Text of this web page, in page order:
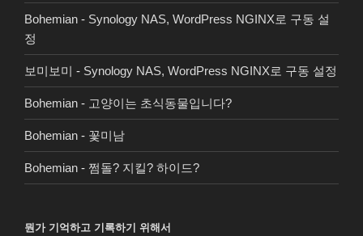
Bohemian - Synology NAS, WordPress NGINX로 구동 설
정
보미보미 - Synology NAS, WordPress NGINX로 구동 설정
Bohemian - 고양이는 초식동물입니다?
Bohemian - 꽃미남
Bohemian - 쩜돌? 지킬? 하이드?
뭔가 기억하고 기록하기 위해서